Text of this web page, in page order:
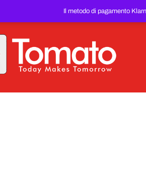
Il metodo di pagamento
PREZZO DEL WEB!